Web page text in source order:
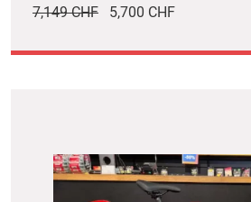
7,149 CHF 5,700 CHF